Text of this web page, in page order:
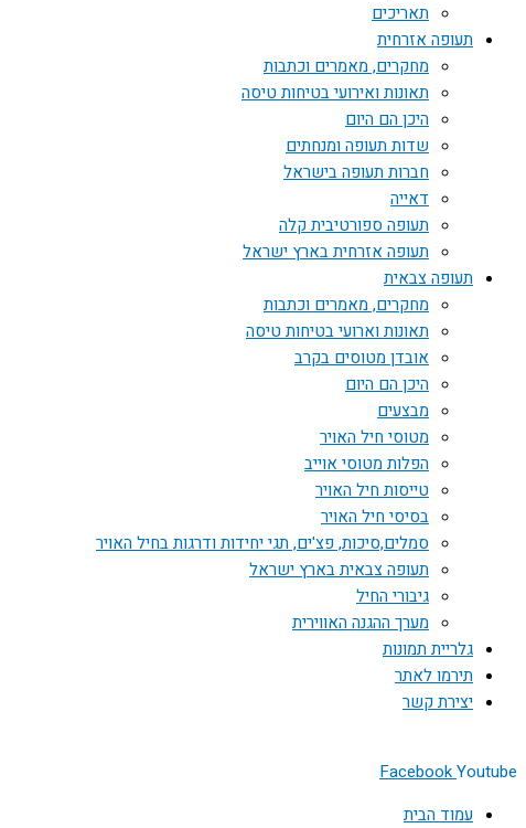
תאריכים
תעופה אזרחית
מחקרים, מאמרים וכתבות
תאונות ואירועי בטיחות טיסה
היכן הם היום
שדות תעופה ומנחתים
חברות תעופה בישראל
דאייה
תעופה ספורטיבית קלה
תעופה אזרחית בארץ ישראל
תעופה צבאית
מחקרים, מאמרים וכתבות
תאונות וארועי בטיחות טיסה
אובדן מטוסים בקרב
היכן הם היום
מבצעים
מטוסי חיל האויר
הפלות מטוסי אוייב
טייסות חיל האויר
בסיסי חיל האויר
סמלים,סיכות, פצ'ים, תגי יחידות ודרגות בחיל האויר
תעופה צבאית בארץ ישראל
גיבורי החיל
מערך ההגנה האווירית
גלריית תמונות
תירמו לאתר
יצירת קשר
FacebookYoutube
עמוד הבית